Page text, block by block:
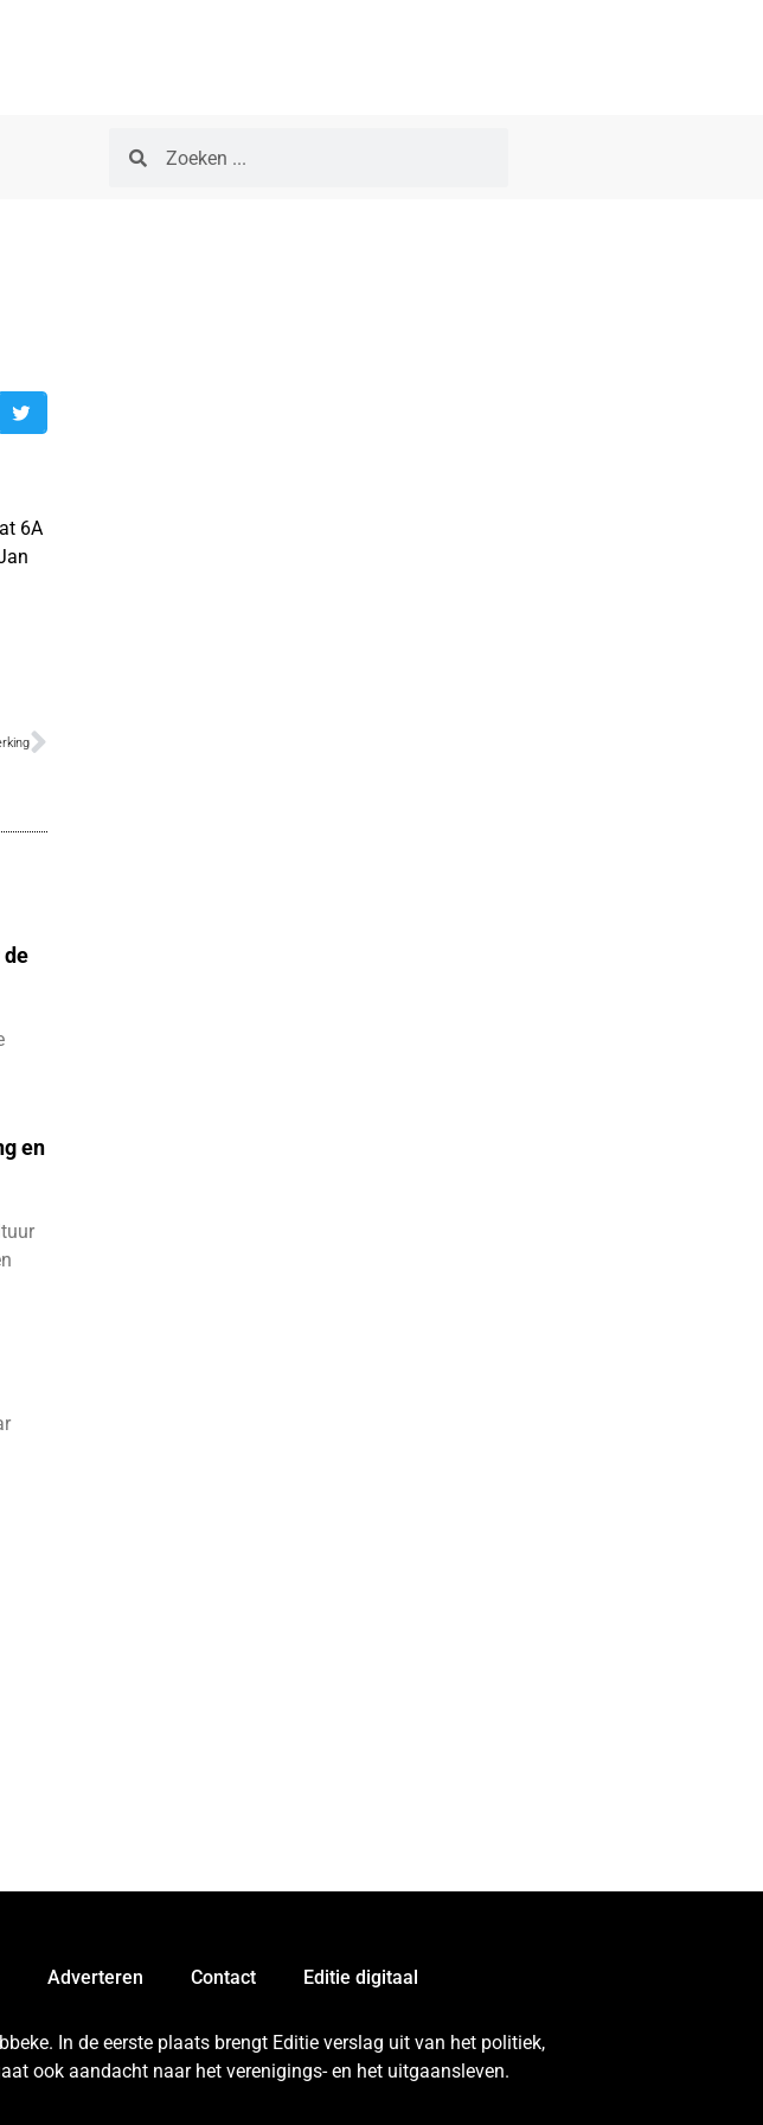
6A
de
en
Adverteren Contact Editie digitaal
In de eerste plaats brengt Editie verslag uit van het politiek,
ook aandacht naar het verenigings- en het uitgaansleven.